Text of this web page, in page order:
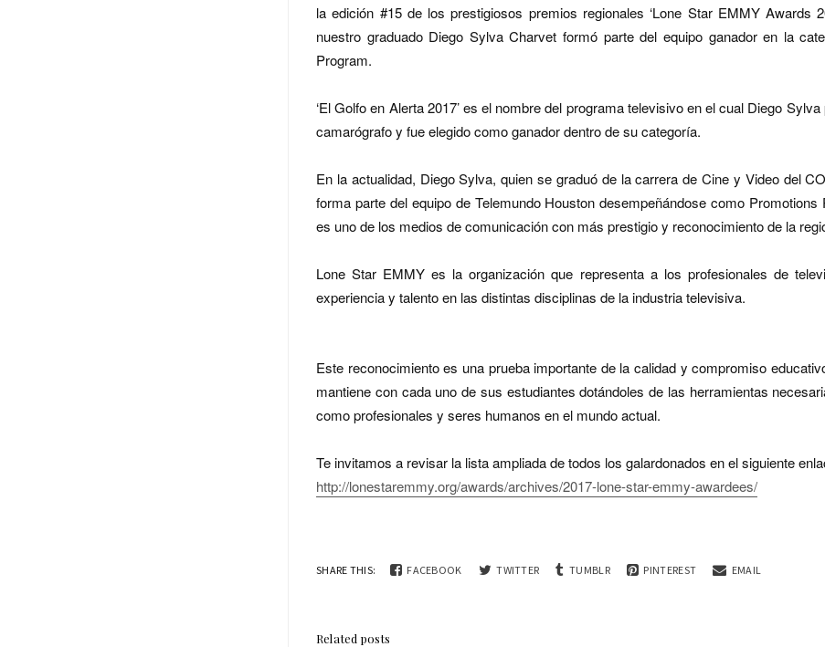
la edición #15 de los prestigiosos premios regionales ‘Lone Star EMMY Awards
nuestro graduado Diego Sylva Charvet formó parte del equipo ganador en la
Program.
‘El Golfo en Alerta 2017’ es el nombre del programa televisivo en el cual Diego
camarógrafo y fue elegido como ganador dentro de su categoría.
En la actualidad, Diego Sylva, quien se graduó de la carrera de Cine y Video del
forma parte del equipo de Telemundo Houston desempeñándose como Promotions
es uno de los medios de comunicación con más prestigio y reconocimiento de la
Lone Star EMMY es la organización que representa a los profesionales de
experiencia y talento en las distintas disciplinas de la industria televisiva.
Este reconocimiento es una prueba importante de la calidad y compromiso
mantiene con cada uno de sus estudiantes dotándoles de las herramientas
como profesionales y seres humanos en el mundo actual.
Te invitamos a revisar la lista ampliada de todos los galardonados en el siguiente
http://lonestaremmy.org/awards/archives/2017-lone-star-emmy-awardees/
SHARE THIS: FACEBOOK TWITTER TUMBLR PINTEREST EMAIL
Related posts